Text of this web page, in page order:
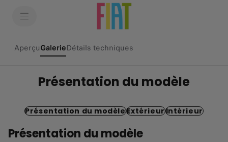
AperçuGalerie(active )
Détails techniques
Présentation du modèle
Présentation du modèleExtérieurIntérieur
Présentation du modèle